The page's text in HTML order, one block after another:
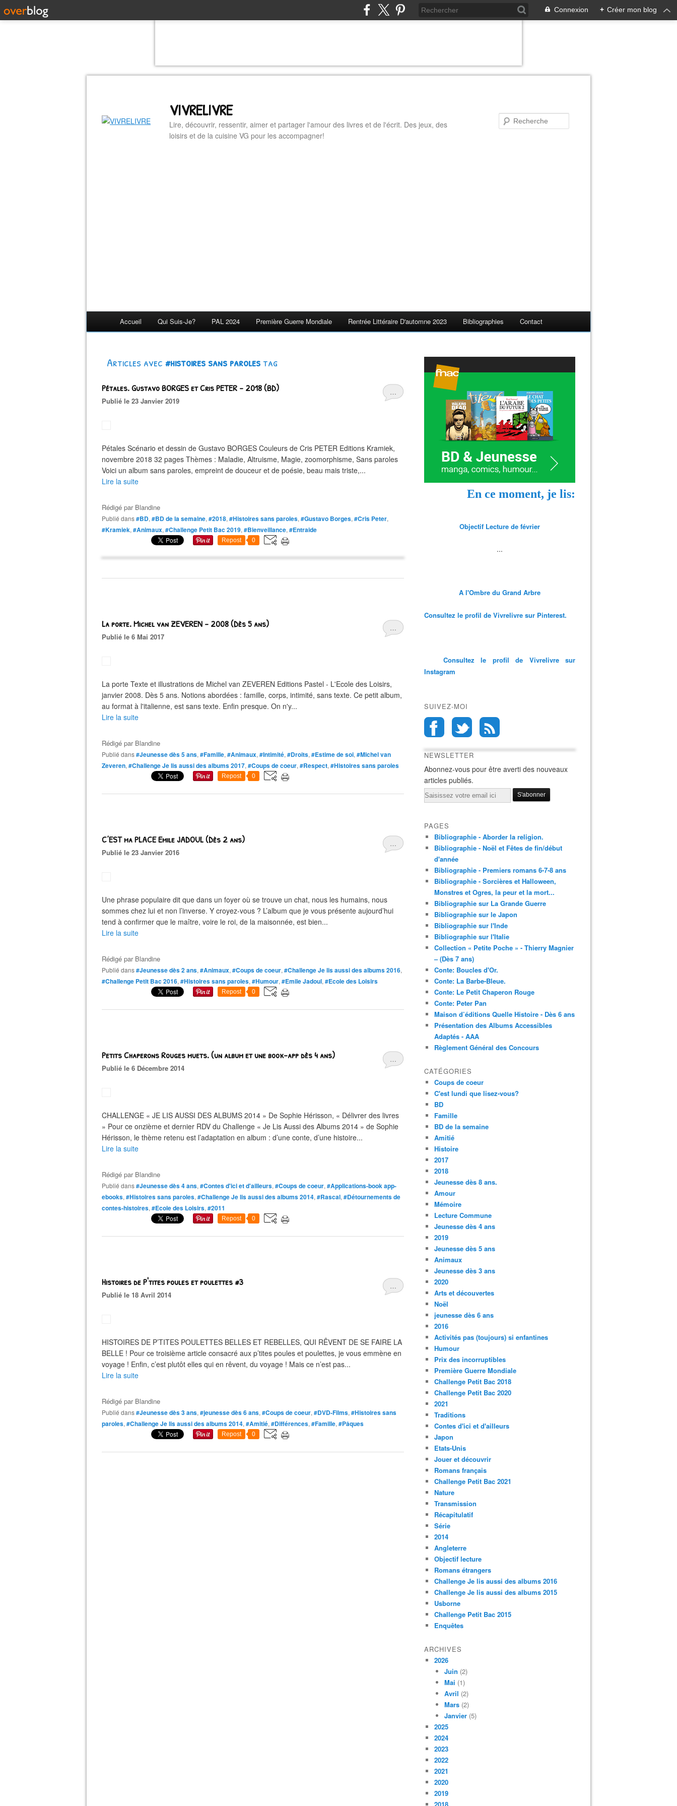
Connexion + Créer mon blog
VIVRELIVRE
Lire, découvrir, ressentir, aimer et partager l'amour des livres et de l'écrit. Des jeux, des
loisirs et de la cuisine VG pour les accompagner!
Accueil Qui Suis-Je? PAL 2024 Première Guerre Mondiale Rentrée Littéraire D'automne 2023 Bibliographies Contact
Articles avec #histoires sans paroles tag
…
Pétales. Gustavo BORGES et Cris PETER - 2018 (BD)
Publié le 23 Janvier 2019
Pétales Scénario et dessin de Gustavo BORGES Couleurs de Cris PETER Editions Kramiek,
novembre 2018 32 pages Thèmes : Maladie, Altruisme, Magie, zoomorphisme, Sans paroles
Voici un album sans paroles, empreint de douceur et de poésie, beau mais triste,...
Lire la suite
Rédigé par Blandine
Publié dans#BD, #BD de la semaine, #2018, #Histoires sans paroles, #Gustavo Borges, #Cris Peter,
#Kramiek, #Animaux, #Challenge Petit Bac 2019, #Bienveillance, #Entraide
Repost 0
…
La porte. Michel van ZEVEREN – 2008 (Dès 5 ans)
Publié le 6 Mai 2017
La porte Texte et illustrations de Michel van ZEVEREN Editions Pastel - L'Ecole des Loisirs,
janvier 2008. Dès 5 ans. Notions abordées : famille, corps, intimité, sans texte. Ce petit album,
au format à l'italienne, est sans texte. Enfin presque. On n'y...
Lire la suite
Rédigé par Blandine
Publié dans#Jeunesse dès 5 ans, #Famille, #Animaux, #Intimité, #Droits, #Estime de soi, #Michel van
Zeveren, #Challenge Je lis aussi des albums 2017, #Coups de coeur, #Respect, #Histoires sans paroles
Repost 0
…
C’EST ma PLACE Emile JADOUL (Dès 2 ans)
Publié le 23 Janvier 2016
Une phrase populaire dit que dans un foyer où se trouve un chat, nous les humains, nous
sommes chez lui et non l’inverse. Y croyez-vous ? L’album que je vous présente aujourd’hui
tend à confirmer que le maître, voire le roi, de la maisonnée, est bien...
Lire la suite
Rédigé par Blandine
Publié dans#Jeunesse dès 2 ans, #Animaux, #Coups de coeur, #Challenge Je lis aussi des albums 2016,
#Challenge Petit Bac 2016, #Histoires sans paroles, #Humour, #Emile Jadoul, #Ecole des Loisirs
Repost 0
…
Petits Chaperons Rouges muets. (un album et une book-app dès 4 ans)
Publié le 6 Décembre 2014
CHALLENGE « JE LIS AUSSI DES ALBUMS 2014 » De Sophie Hérisson, « Délivrer des livres
» Pour ce onzième et dernier RDV du Challenge « Je Lis Aussi des Albums 2014 » de Sophie
Hérisson, le thème retenu est l’adaptation en album : d’une conte, d’une histoire...
Lire la suite
Rédigé par Blandine
Publié dans#Jeunesse dès 4 ans, #Contes d'ici et d'ailleurs, #Coups de coeur, #Applications-book app-
ebooks, #Histoires sans paroles, #Challenge Je lis aussi des albums 2014, #Rascal, #Détournements de
contes-histoires, #Ecole des Loisirs, #2011
Repost 0
…
Histoires de P'tites poules et poulettes #3
Publié le 18 Avril 2014
HISTOIRES DE P’TITES POULETTES BELLES ET REBELLES, QUI RÊVENT DE SE FAIRE LA
BELLE ! Pour ce troisième article consacré aux p’tites poules et poulettes, je vous emmène en
voyage ! Enfin, c’est plutôt elles qui en rêvent, du voyage ! Mais ce n’est pas...
Lire la suite
Rédigé par Blandine
Publié dans#Jeunesse dès 3 ans, #jeunesse dès 6 ans, #Coups de coeur, #DVD-Films, #Histoires sans
paroles, #Challenge Je lis aussi des albums 2014, #Amitié, #Différences, #Famille, #Pâques
Repost 0
En ce moment, je lis:
Objectif Lecture de février
...
A l'Ombre du Grand Arbre
Consultez le profil de Vivrelivre sur Pinterest.
Consultez le profil de Vivrelivre sur
Instagram
SUIVEZ-MOI
NEWSLETTER
Abonnez-vous pour être averti des nouveaux
articles publiés.
Email
PAGES
Bibliographie - Aborder la religion.
Bibliographie - Noël et Fêtes de fin/début
d'année
Bibliographie - Premiers romans 6-7-8 ans
Bibliographie - Sorcières et Halloween,
Monstres et Ogres, la peur et la mort...
Bibliographie sur La Grande Guerre
Bibliographie sur le Japon
Bibliographie sur l'Inde
Bibliographie sur l'Italie
Collection « Petite Poche » - Thierry Magnier
– (Dès 7 ans)
Conte: Boucles d'Or.
Conte: La Barbe-Bleue.
Conte: Le Petit Chaperon Rouge
Conte: Peter Pan
Maison d’éditions Quelle Histoire - Dès 6 ans
Présentation des Albums Accessibles
Adaptés - AAA
Règlement Général des Concours
CATÉGORIES
Coups de coeur
C'est lundi que lisez-vous?
BD
Famille
BD de la semaine
Amitié
Histoire
2017
2018
Jeunesse dès 8 ans.
Amour
Mémoire
Lecture Commune
Jeunesse dès 4 ans
2019
Jeunesse dès 5 ans
Animaux
Jeunesse dès 3 ans
2020
Arts et découvertes
Noël
jeunesse dès 6 ans
2016
Activités pas (toujours) si enfantines
Humour
Prix des incorruptibles
Première Guerre Mondiale
Challenge Petit Bac 2018
Challenge Petit Bac 2020
2021
Traditions
Contes d'ici et d'ailleurs
Japon
Etats-Unis
Jouer et découvrir
Romans français
Challenge Petit Bac 2021
Nature
Transmission
Récapitulatif
Série
2014
Angleterre
Objectif lecture
Romans étrangers
Challenge Je lis aussi des albums 2016
Challenge Je lis aussi des albums 2015
Usborne
Challenge Petit Bac 2015
Enquêtes
ARCHIVES
2026
Juin (2)
Mai (1)
Avril (2)
Mars (2)
Janvier (5)
2025
2024
2023
2022
2021
2020
2019